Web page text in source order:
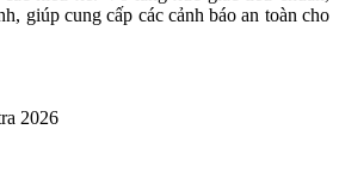
giúp cung cấp các cảnh báo an toàn cho
2026